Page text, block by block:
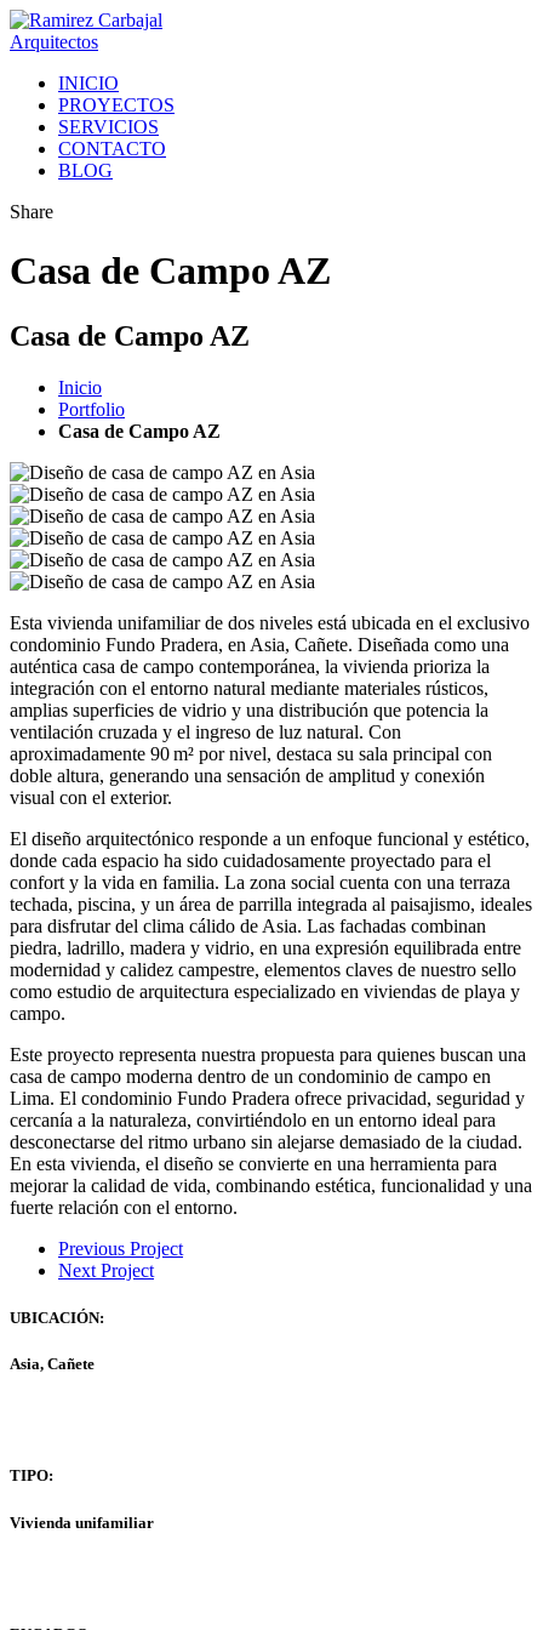
INICIO
PROYECTOS
SERVICIOS
CONTACTO
BLOG
Share
Casa de Campo AZ
Casa de Campo AZ
Inicio
Portfolio
Casa de Campo AZ
Esta vivienda unifamiliar de dos niveles está ubicada en el exclusivo
condominio Fundo Pradera, en Asia, Cañete. Diseñada como una
auténtica casa de campo contemporánea, la vivienda prioriza la
integración con el entorno natural mediante materiales rústicos,
amplias superficies de vidrio y una distribución que potencia la
ventilación cruzada y el ingreso de luz natural. Con
aproximadamente 90 m² por nivel, destaca su sala principal con
doble altura, generando una sensación de amplitud y conexión
visual con el exterior.
El diseño arquitectónico responde a un enfoque funcional y estético,
donde cada espacio ha sido cuidadosamente proyectado para el
confort y la vida en familia. La zona social cuenta con una terraza
techada, piscina, y un área de parrilla integrada al paisajismo, ideales
para disfrutar del clima cálido de Asia. Las fachadas combinan
piedra, ladrillo, madera y vidrio, en una expresión equilibrada entre
modernidad y calidez campestre, elementos claves de nuestro sello
como estudio de arquitectura especializado en viviendas de playa y
campo.
Este proyecto representa nuestra propuesta para quienes buscan una
casa de campo moderna dentro de un condominio de campo en
Lima. El condominio Fundo Pradera ofrece privacidad, seguridad y
cercanía a la naturaleza, convirtiéndolo en un entorno ideal para
desconectarse del ritmo urbano sin alejarse demasiado de la ciudad.
En esta vivienda, el diseño se convierte en una herramienta para
mejorar la calidad de vida, combinando estética, funcionalidad y una
fuerte relación con el entorno.
Previous Project
Next Project
UBICACIÓN:
Asia, Cañete
TIPO:
Vivienda unifamiliar